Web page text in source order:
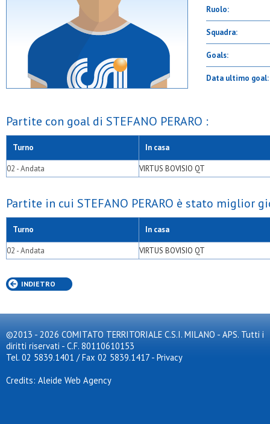
Ruolo:
Squadra:
Goals:
Data ultimo goal:
Partite con goal di STEFANO PERARO :
Turno In casa
02 - Andata VIRTUS BOVISIO QT
Partite in cui STEFANO PERARO è stato miglior
Turno In casa
02 - Andata VIRTUS BOVISIO QT
INDIETRO
©2013 - 2026 COMITATO TERRITORIALE C.S.I. MILANO - APS. Tutti i
diritti riservati - C.F. 80110610153
Tel. 02 5839.1401 / Fax 02 5839.1417 - Privacy
Credits: Aleide Web Agency